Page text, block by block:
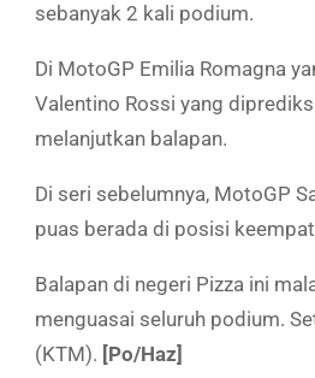
sebanyak 2 kali podium.
Di MotoGP Emilia Romagna
Valentino Rossi yang
melanjutkan balapan.
Di seri sebelumnya, MotoGP
puas berada di posisi
Balapan di negeri Pizza ini
menguasai seluruh podium.
(KTM). [Po/Haz]